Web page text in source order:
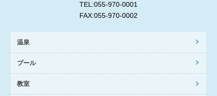
TEL:055-970-0001
FAX:055-970-0002
温泉
プール
教室